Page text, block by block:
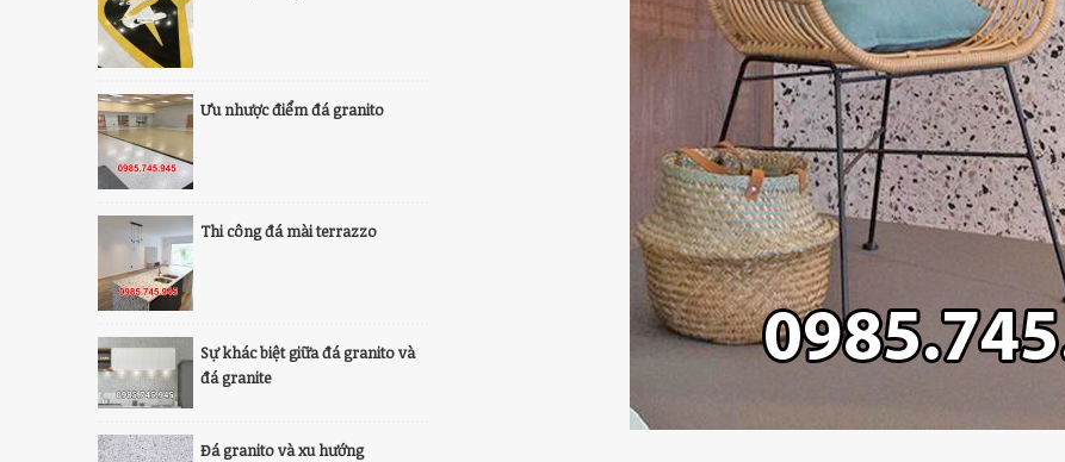
Ưu nhược điểm đá granito
Thi công đá mài terrazzo
Sự khác biệt giữa đá granito và
đá granite
Đá granito và xu hướng